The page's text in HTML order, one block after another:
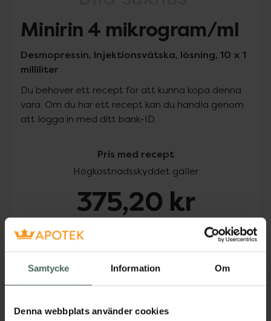
Samtycke Information Om
Denna webbplats använder cookies
Minirin 4 mikrogram/ml
Desmopressin, Injektionsvätska, lösning, 10 x 1
milliliter
Du behöver ett recept för att kunna köpa denna
vara. Om du har ett recept kan du handla genom
att logga in med ditt bank-ID.
Pris med recept
Högkostnadsskyddet gäller
375,20 kr
Köp via ditt recept